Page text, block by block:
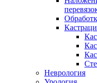
Неврология